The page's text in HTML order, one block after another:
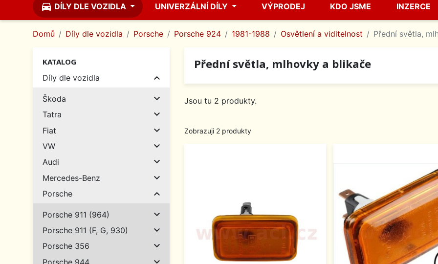
directions_car DÍLY DLE VOZIDLA UNIVERZÁLNÍ DÍLY VÝPRODEJ KDO JSME INZERCE
Domů Díly dle vozidla Porsche Porsche 924 1981-1988 Osvětlení a viditelnost Přední světla,
KATALOG
Díly dle vozidla

Škoda 
Tatra 
Fiat 
VW 
Audi 
Mercedes-Benz 
Porsche 
Porsche 911 (964) 
Porsche 911 (F, G, 930) 
Porsche 356 
Porsche 944
Přední světla, mlhovky a blikače
Jsou tu 2 produkty.
Zobrazuji 2 produkty